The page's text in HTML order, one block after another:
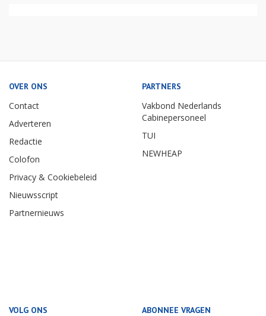
OVER ONS
Contact
Adverteren
Redactie
Colofon
Privacy & Cookiebeleid
Nieuwsscript
Partnernieuws
PARTNERS
Vakbond Nederlands
Cabinepersoneel
TUI
NEWHEAP
VOLG ONS ABONNEE VRAGEN